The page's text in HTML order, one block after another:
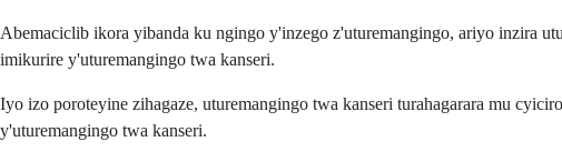
Abemaciclib ikora yibanda ku ngingo y'inzego z'uturemangingo, ariyo inzira
imikurire y'uturemangingo twa kanseri.
Iyo izo poroteyine zihagaze, uturemangingo twa kanseri turahagarara mu
y'uturemangingo twa kanseri.